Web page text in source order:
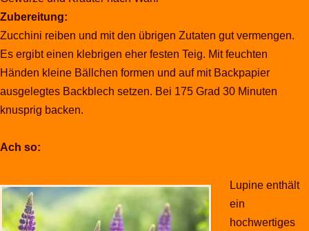
Zubereitung:
Zucchini reiben und mit den übrigen Zutaten gut vermengen.
Es ergibt einen klebrigen eher festen Teig. Mit feuchten
Händen kleine Bällchen formen und auf mit Backpapier
ausgelegtes Backblech setzen. Bei 175 Grad 30 Minuten
knusprig backen.
Ach so:
Lupine enthält
ein
hochwertiges